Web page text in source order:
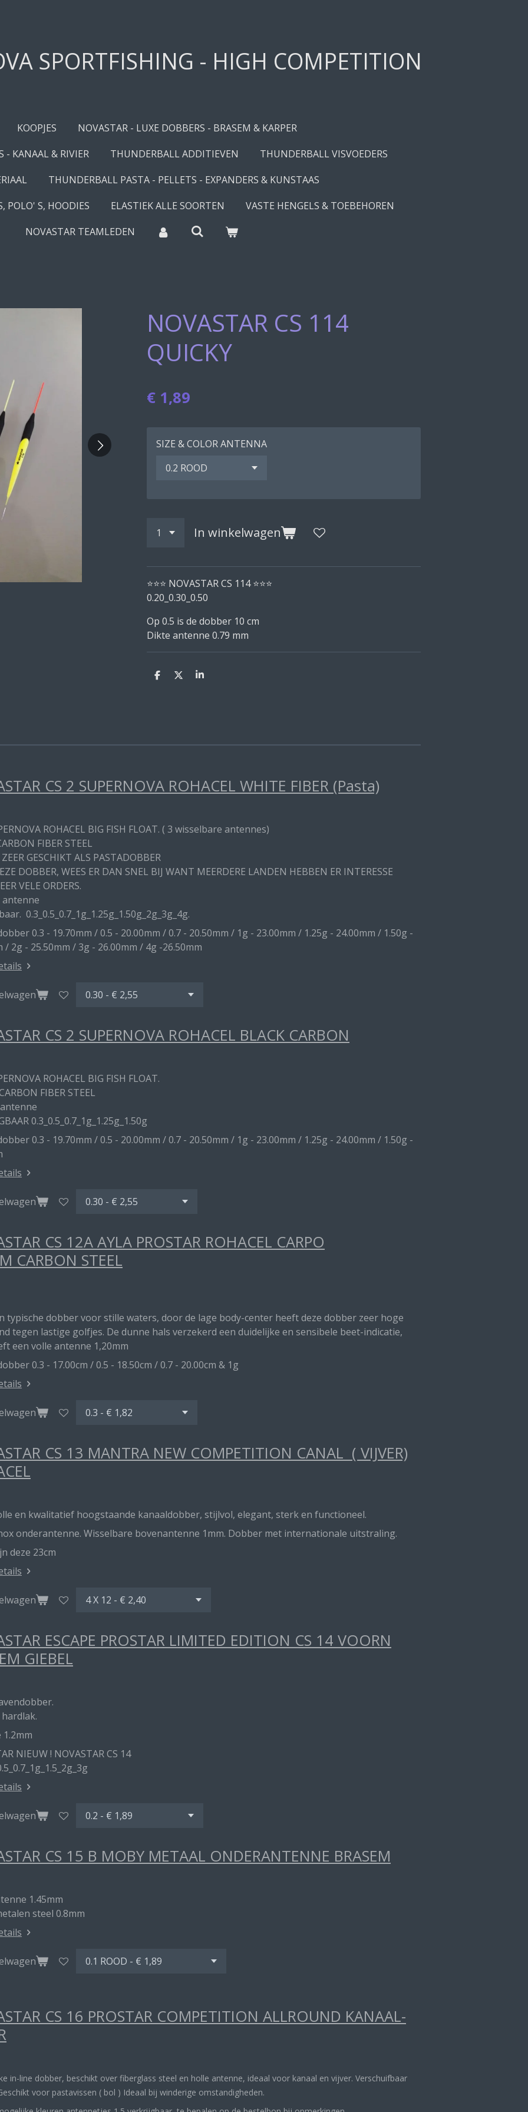
SPORTFISHING - HIGH COMPETITION
KOOPJES
NOVASTAR - LUXE DOBBERS - BRASEM & KARPER
- KANAAL & RIVIER
THUNDERBALL ADDITIEVEN
THUNDERBALL VISVOEDERS
THUNDERBALL PASTA - PELLETS - EXPANDERS & KUNSTAAS
POLO' S, HOODIES
ELASTIEK ALLE SOORTEN
VASTE HENGELS & TOEBEHOREN
NOVASTAR TEAMLEDEN
NOVASTAR CS 114
QUICKY
€ 1,89
SIZE & COLOR ANTENNA
In winkelwagen
⭐⭐⭐ NOVASTAR CS 114 ⭐⭐⭐
0.20_0.30_0.50
Op 0.5 is de dobber 10 cm
Dikte antenne 0.79 mm
D
D
S
CS 2 SUPERNOVA ROHACEL WHITE FIBER (Pasta)
ROHACEL BIG FISH FLOAT. ( 3 wisselbare antennes)
FIBER STEEL
GESCHIKT ALS PASTADOBBER
DOBBER, WEES ER DAN SNEL BIJ WANT MEERDERE LANDEN HEBBEN ER INTERESSE
VELE ORDERS.
antenne
0.3_0.5_0.7_1g_1.25g_1.50g_2g_3g_4g.
0.3 - 19.70mm / 0.5 - 20.00mm / 0.7 - 20.50mm / 1g - 23.00mm / 1.25g - 24.00mm / 1.50g -
/ 2g - 25.50mm / 3g - 26.00mm / 4g -26.50mm
CS 2 SUPERNOVA ROHACEL BLACK CARBON
ROHACEL BIG FISH FLOAT.
FIBER STEEL
0.3_0.5_0.7_1g_1.25g_1.50g
0.3 - 19.70mm / 0.5 - 20.00mm / 0.7 - 20.50mm / 1g - 23.00mm / 1.25g - 24.00mm / 1.50g -
CS 12A AYLA PROSTAR ROHACEL CARPO
CARBON STEEL
typische dobber voor stille waters, door de lage body-center heeft deze dobber zeer hoge
tegen lastige golfjes. De dunne hals verzekerd een duidelijke en sensibele beet-indicatie,
een volle antenne 1,20mm
0.3 - 17.00cm / 0.5 - 18.50cm / 0.7 - 20.00cm & 1g
CS 13 MANTRA NEW COMPETITION CANAL ( VIJVER)
en kwalitatief hoogstaande kanaaldobber, stijlvol, elegant, sterk en functioneel.
onderantenne. Wisselbare bovenantenne 1mm. Dobber met internationale uitstraling.
deze 23cm
ESCAPE PROSTAR LIMITED EDITION CS 14 VOORN
GIEBEL
NIEUW ! NOVASTAR CS 14
CS 15 B MOBY METAAL ONDERANTENNE BRASEM
1.45mm
steel 0.8mm
CS 16 PROSTAR COMPETITION ALLROUND KANAAL-
in-line dobber, beschikt over fiberglass steel en holle antenne, ideaal voor kanaal en vijver. Verschuifbaar
voor pastavissen ( bol ) Ideaal bij winderige omstandigheden.